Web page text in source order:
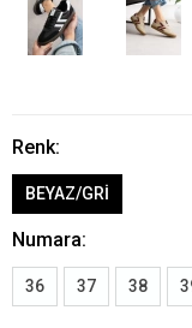
Renk:
BEYAZ/GRİ
Numara:
36 37 38